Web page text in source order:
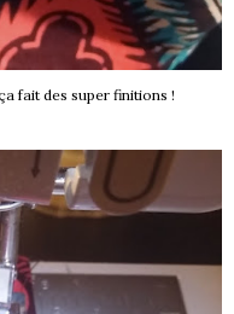
fait des super finitions !